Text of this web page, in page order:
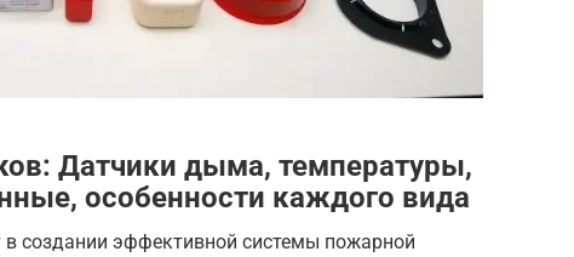
Датчики дыма, температуры,
особенности каждого вида
создании эффективной системы пожарной